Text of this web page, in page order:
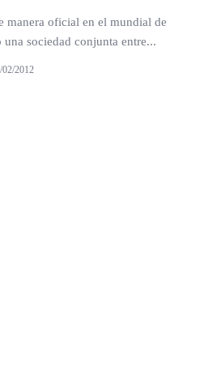
manera oficial en el mundial de
sociedad conjunta entre...
02/2012